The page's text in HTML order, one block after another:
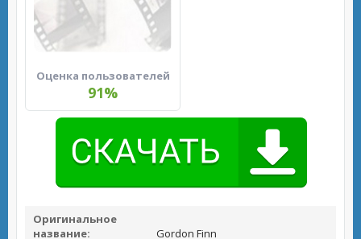
Оценка пользователей
91%
Оригинальное
название:
Gordon Finn